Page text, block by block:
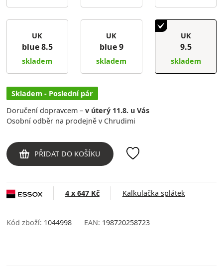
UK
blue 8.5
skladem
UK
blue 9
skladem
UK
9.5
skladem
Skladem - Poslední pár
Doručení dopravcem – v úterý 11.8. u Vás
Osobní odběr na prodejně v Chrudimi
PŘIDAT DO KOŠÍKU
4 x 647 Kč Kalkulačka splátek
Kód zboží: 1044998 EAN: 198720258723